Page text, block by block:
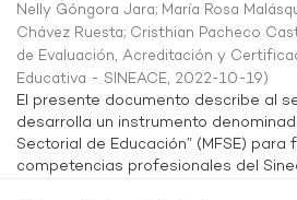
Nelly Góngora Jara; María Rosa
Chávez Ruesta; Cristhian Pacheco
de Evaluación, Acreditación y
Educativa - SINEACE, 2022-10-19)
El presente documento describe al
desarrolla un instrumento
Sectorial de Educación” (MFSE)
competencias profesionales del